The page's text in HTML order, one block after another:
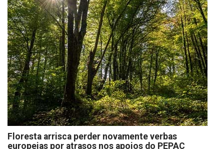
Floresta arrisca perder novamente verbas
europeias por atrasos nos apoios do PEPAC